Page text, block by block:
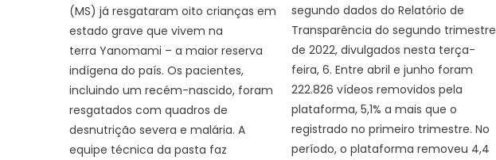
(MS) já resgataram oito crianças em
estado grave que vivem na
terra Yanomami – a maior reserva
indígena do país. Os pacientes,
incluindo um recém-nascido, foram
resgatados com quadros de
desnutrição severa e malária. A
equipe técnica da pasta faz
segundo dados do Relatório de
Transparência do segundo trimestre
de 2022, divulgados nesta terça-
feira, 6. Entre abril e junho foram
222.826 vídeos removidos pela
plataforma, 5,1% a mais que o
registrado no primeiro trimestre. No
período, o plataforma removeu 4,4